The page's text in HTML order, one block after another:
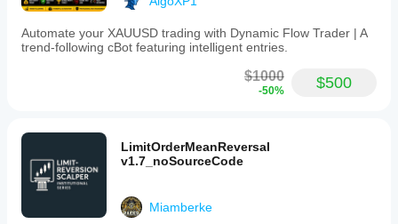
Automate your XAUUSD trading with Dynamic Flow Trader | A
trend-following cBot featuring intelligent entries.
$1000
-50% $500
LimitOrderMeanReversal
v1.7_noSourceCode
Miamberke